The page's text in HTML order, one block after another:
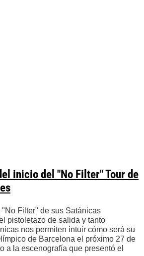
inicio del "No Filter" Tour de
"No Filter" de sus Satánicas
pistoletazo de salida y tanto
nos permiten intuir cómo será su
de Barcelona el próximo 27 de
a la escenografía que presentó el